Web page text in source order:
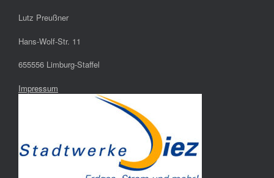
Lutz Preußner
Hans-Wolf-Str. 11
655556 Limburg-Staffel
Impressum